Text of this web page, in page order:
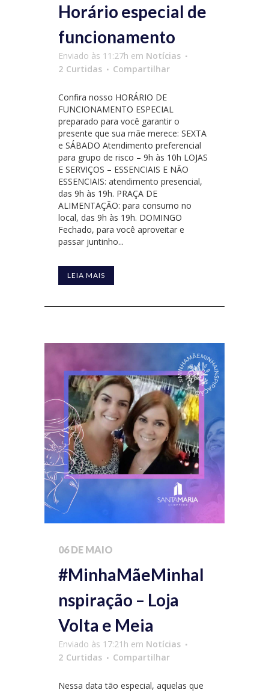
Horário especial de
funcionamento
Enviado às 11:27h em Notícias
2 Curtidas Compartilhar
Confira nosso HORÁRIO DE
FUNCIONAMENTO ESPECIAL
preparado para você garantir o
presente que sua mãe merece: SEXTA
e SÁBADO Atendimento preferencial
para grupo de risco – 9h às 10h LOJAS
E SERVIÇOS – ESSENCIAIS E NÃO
ESSENCIAIS: atendimento presencial,
das 9h às 19h. PRAÇA DE
ALIMENTAÇÃO: para consumo no
local, das 9h às 19h. DOMINGO
Fechado, para você aproveitar e
passar juntinho...
LEIA MAIS
06 DE MAIO
#MinhaMãeMinhaI
nspiração – Loja
Volta e Meia
Enviado às 17:21h em Notícias
2 Curtidas Compartilhar
Nessa data tão especial, aquelas que